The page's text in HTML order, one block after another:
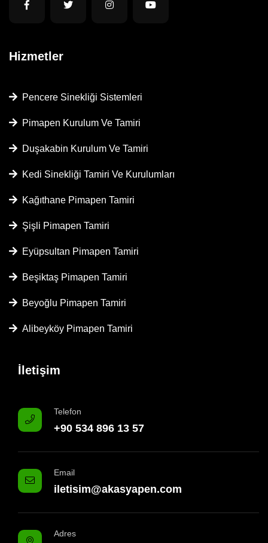
Hizmetler
Pencere Sinekliği Sistemleri
Pimapen Kurulum Ve Tamiri
Duşakabin Kurulum Ve Tamiri
Kedi Sinekliği Tamiri Ve Kurulumları
Kağıthane Pimapen Tamiri
Şişli Pimapen Tamiri
Eyüpsultan Pimapen Tamiri
Beşiktaş Pimapen Tamiri
Beyoğlu Pimapen Tamiri
Alibeyköy Pimapen Tamiri
İletişim
Telefon
+90 534 896 13 57
Email
iletisim@akasyapen.com
Adres